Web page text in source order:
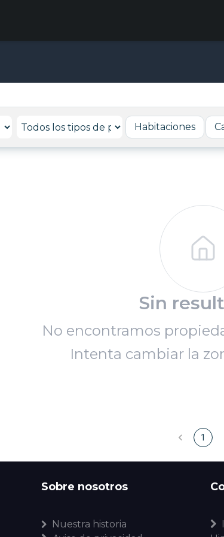
Habitaciones
Sin
No encontramos
Intenta cambiar la
1
Sobre nosotros
Nuestra historia